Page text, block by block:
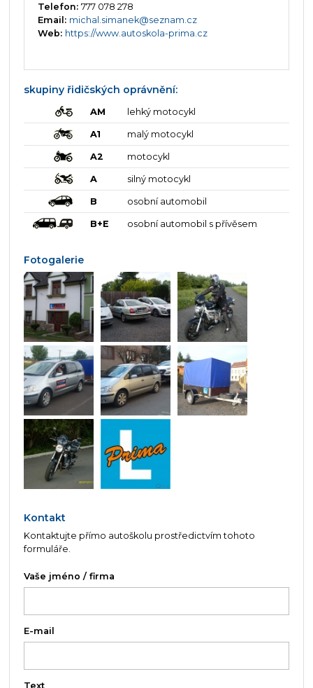
Telefon: 777 078 278
Email: michal.simanek@seznam.cz
Web: https://www.autoskola-prima.cz
skupiny řidičských oprávnění:
AM lehký motocykl
A1 malý motocykl
A2 motocykl
A silný motocykl
B osobní automobil
B+E osobní automobil s přívěsem
Fotogalerie
Kontakt
Kontaktujte přímo autoškolu prostředictvím tohoto
formuláře.
Vaše jméno / firma
E-mail
Text